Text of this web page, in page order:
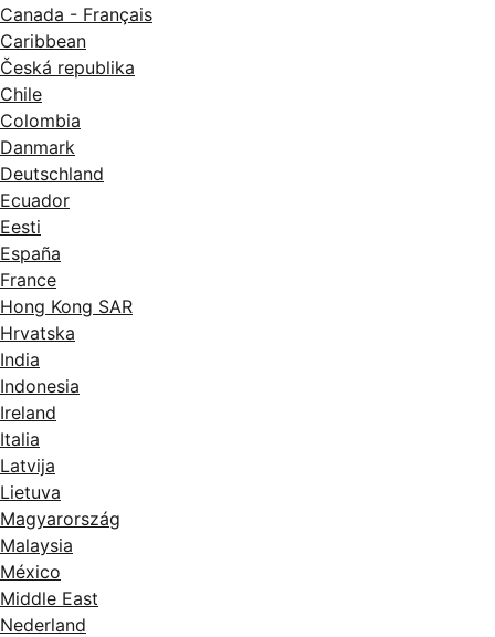
Canada - Français
Caribbean
Česká republika
Chile
Colombia
Danmark
Deutschland
Ecuador
Eesti
España
France
Hong Kong SAR
Hrvatska
India
Indonesia
Ireland
Italia
Latvija
Lietuva
Magyarország
Malaysia
México
Middle East
Nederland